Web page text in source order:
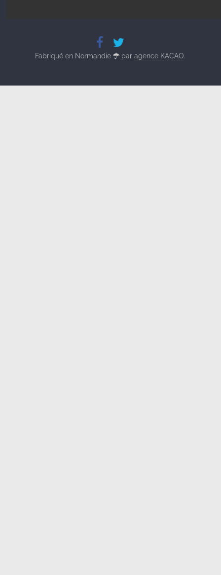
Fabriqué en Normandie paragence KACAO.